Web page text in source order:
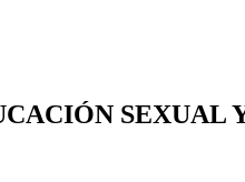
SEXUAL